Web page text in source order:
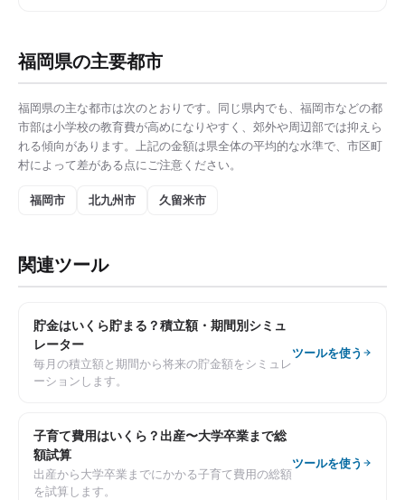
福岡県の主要都市
福岡県の主な都市は次のとおりです。同じ県内でも、 福岡市などの都
市部は小学校の教育費が高めになりやすく、郊外や周辺部では抑えら
れる傾向があります。上記の金額は県全体の平均的な水準で、市区町
村によって差がある点にご注意ください。
福岡市 北九州市 久留米市
関連ツール
貯金はいくら貯まる？積立額・期間別シミュ
レーター
毎月の積立額と期間から将来の貯金額をシミュレ
ーションします。
ツールを使う
子育て費用はいくら？出産〜大学卒業まで総
額試算
出産から大学卒業までにかかる子育て費用の総額
を試算します。
ツールを使う